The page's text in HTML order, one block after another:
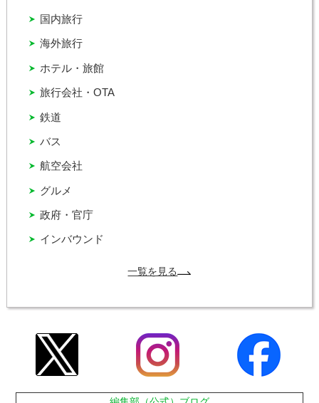
インバウンド
グルメ
バス
ホテル・旅館
国内旅行
政府・官庁
旅行会社・OTA
海外旅行
航空会社
鉄道
一覧を見る